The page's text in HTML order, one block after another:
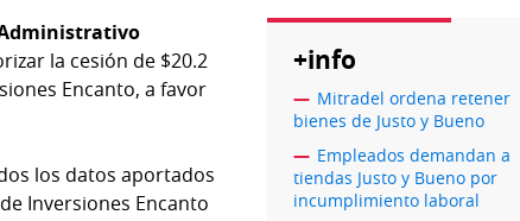
+info
Mitradel ordena retener
bienes de Justo y Bueno
Empleados demandan a
tiendas Justo y Bueno por
incumplimiento laboral
la cesión de $20.2
Encanto, a favor
los datos aportados
Inversiones Encanto